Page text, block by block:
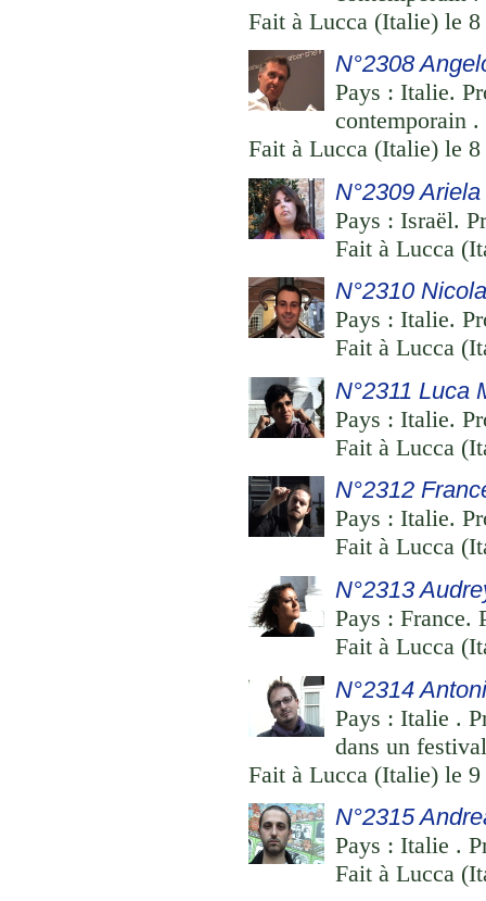
Fait à Lucca (Italie) le 8
N°2308
Pays : Italie.
contemporain .
Fait à Lucca (Italie) le 8
N°2309
Pays : Israël.
Fait à Lucca
N°2310
Pays : Italie.
Fait à Lucca
N°2311 Luca
Pays : Italie.
Fait à Lucca
N°2312
Pays : Italie.
Fait à Lucca
N°2313
Pays : France.
Fait à Lucca
N°2314
Pays : Italie .
dans un
Fait à Lucca (Italie) le 9
N°2315
Pays : Italie .
Fait à Lucca